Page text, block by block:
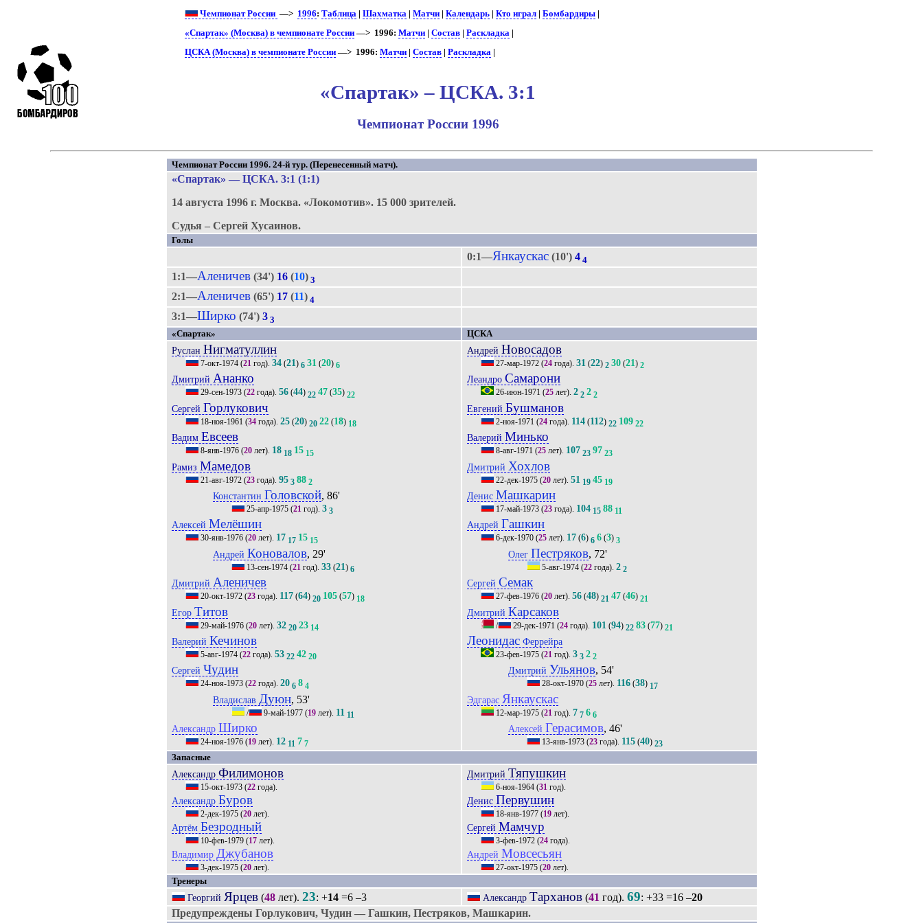
Чемпионат России —> 1996:Таблица |Шахматка |Матчи |Календарь |Кто играл |Бомбардиры
«Спартак» (Москва) в чемпионате России —> 1996:Матчи |Состав |Раскладка |
ЦСКА (Москва) в чемпионате России —> 1996:Матчи |Состав |Раскладка |
«Спартак» – ЦСКА. 3:1
Чемпионат России 1996
Чемпионат России 1996. 24-й тур. (Перенесенный матч).
«Спартак» —ЦСКА. 3:1 (1:1)
14 августа 1996 г.Москва. «Локомотив». 15 000 зрителей.
Судья – Сергей Хусаинов.
Голы
0:1—Янкаускас (10')4 4
1:1—Аленичев (34') 16 (10) 3
2:1—Аленичев (65') 17 (11) 4
3:1—Ширко (74')3 3
«Спартак»
ЦСКА
Руслан Нигматуллин
7-окт-1974 (21 год).34 (21) 6 31 (20) 6
ДмитрийАнанко
29-сен-1973 (22 года).56 (44) 22 47 (35) 22
Сергей Горлукович
18-ноя-1961 (34 года).25 (20) 20 22 (18) 18
Вадим Евсеев
8-янв-1976 (20 лет). 18 18 15 15
Рамиз Мамедов
21-авг-1972 (23 года).95 3 88 2
Константин Головской, 86'
25-апр-1975(21год). 3 3
АлексейМелёшин
30-янв-1976 (20 лет). 17 17 15 15
Андрей Коновалов, 29'
13-сен-1974(21 год). 33(21) 6
Дмитрий Аленичев
20-окт-1972 (23 года). 117 (64) 20 105 (57) 18
ЕгорТитов
29-май-1976 (20 лет).32 20 23 14
Валерий Кечинов
5-авг-1974 (22 года).53 22 42 20
Сергей Чудин
24-ноя-1973 (22 года).20 6 8 4
Владислав Дуюн, 53'
/ 9-май-1977(19лет). 11 11
Александр Ширко
24-ноя-1976 (19 лет). 12 11 7 7
Андрей Новосадов
27-мар-1972 (24 года).31 (22) 2 30 (21) 2
ЛеандроСамарони
26-июн-1971 (25 лет).2 2 2 2
Евгений Бушманов
2-ноя-1971 (24 года). 114 (112) 22 109 22
Валерий Минько
8-авг-1971 (25 лет). 107 23 97 23
Дмитрий Хохлов
22-дек-1975 (20 лет).51 19 45 19
Денис Машкарин
17-май-1973 (23 года). 104 15 88 11
АндрейГашкин
6-дек-1970 (25 лет). 17 (6) 6 6 (3) 3
Олег Пестряков, 72'
5-авг-1974(22года). 2 2
СергейСемак
27-фев-1976 (20 лет).56 (48) 21 47 (46) 21
Дмитрий Карсаков
/ 29-дек-1971 (24 года). 101 (94) 22 83 (77) 21
Леонидас Феррейра
23-фев-1975 (21 год).3 3 2 2
Дмитрий Ульянов, 54'
28-окт-1970(25лет). 116(38) 17
Эдгарас Янкаускас
12-мар-1975 (21 год).7 7 6 6
Алексей Герасимов, 46'
13-янв-1973(23года). 115(40) 23
Запасные
АлександрФилимонов
15-окт-1973 (22 года).
Александр Буров
2-дек-1975 (20 лет).
Артём Безродный
10-фев-1979 (17 лет).
Владимир Джубанов
3-дек-1975 (20 лет).
ДмитрийТяпушкин
6-ноя-1964 (31 год).
Денис Первушин
18-янв-1977 (19 лет).
Сергей Мамчур
3-фев-1972 (24 года).
Андрей Мовсесьян
27-окт-1975 (20 лет).
Тренеры
Георгий Ярцев (48 лет).23: +14 =6 –3 АлександрТарханов (41 год).69: +33 =16 –20
Предупреждены Горлукович, Чудин — Гашкин, Пестряков, Машкарин.